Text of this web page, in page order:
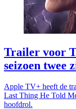
Trailer voor
seizoen twee
Apple TV+ heeft de
Last Thing He Told
hoofdrol.